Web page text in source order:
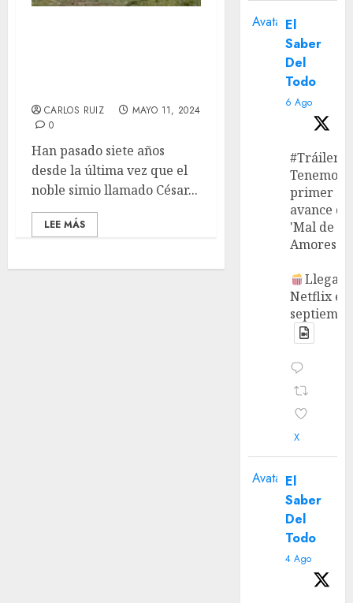
CARLOS RUIZ
MAYO 11, 2024
0
Han pasado siete años
desde la última vez que el
noble simio llamado César...
LEE MÁS
Avatar El
Saber
Del
Todo
6 Ago
#Tráiler
Tenemos
primer
avance de
'Mal de
Amores'.
Llega a
Netflix en
X
Avatar El
Saber
Del
Todo
4 Ago